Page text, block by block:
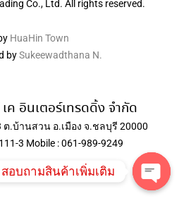
Co., Ltd. All rights reserved.
HuaHin Town
bySukeewadthana N.
ค อินเตอร์เทรดดิ้ง จำกัด
ต.บ้านสวน อ.เมือง จ.ชลบุรี 20000
3 Mobile : 061-989-9249
สอบถามสินค้าเพิ่มเติม
Open